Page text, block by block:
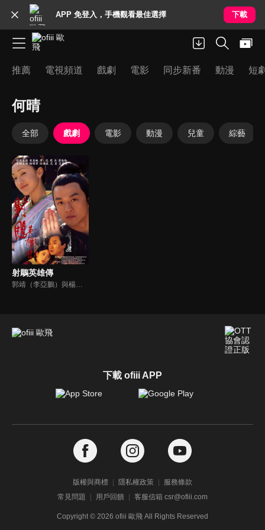
APP 免登入，手機觀看最佳選擇 下載
推薦 電視頻道 戲劇 電影 同步新番 動漫 短
何晴
全部 戲劇 電影 動漫 兒童 綜藝
射鵰英雄傳
郭靖（李亞鵬）與楊康（周傑）兩人之父義助丘處機，造成骨肉分離、郭家母子流落大漠；十八年後靖康二人依約赴嘉興比武，郭靖赴約途中，偶遇桃花島東邪之女黃蓉（周迅），兩人一見傾心，從此結下不解之緣，結伴闖蕩江湖…
下載 ofiii APP
版權與商標 隱私權政策
服務條款
常見問題
用戶回饋 客服信箱 csr@ofiii.com
Copyright © 2026 ofiii 歐飛 All Rights Reserved